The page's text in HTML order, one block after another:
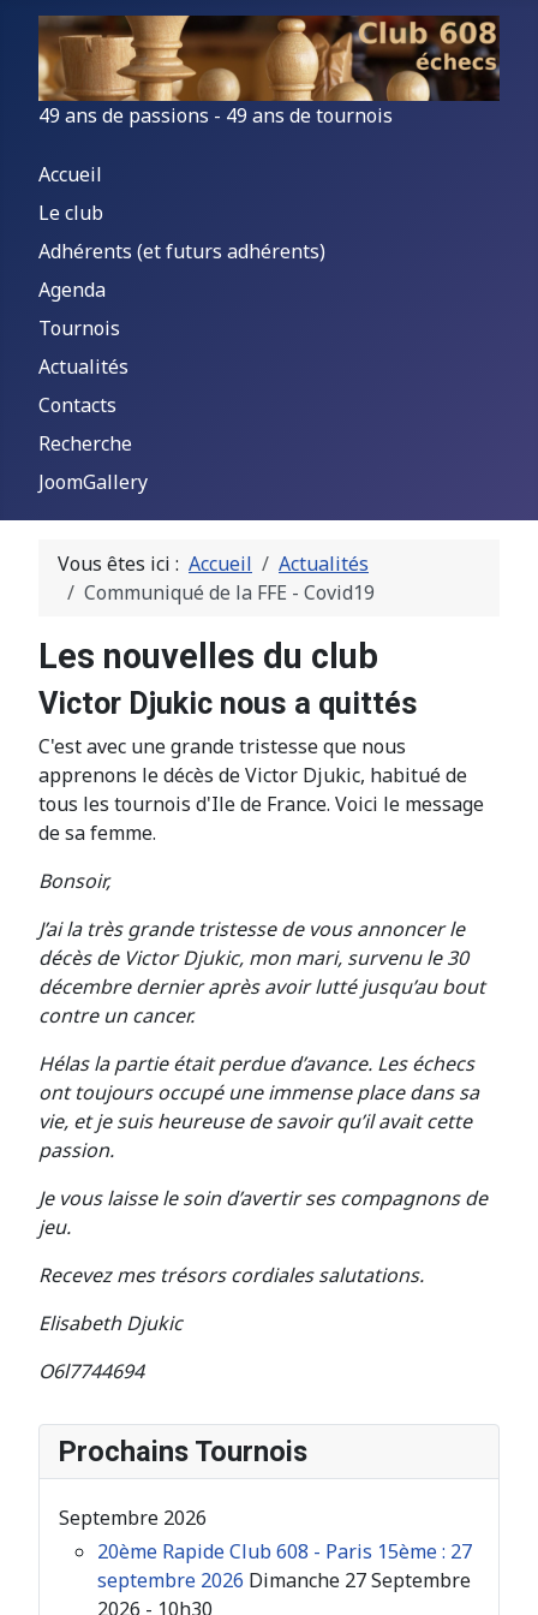
49 ans de passions - 49 ans de tournois
Accueil
Le club
Adhérents (et futurs adhérents)
Agenda
Tournois
Actualités
Contacts
Recherche
JoomGallery
Prochains Tournois
Septembre 2026
20ème Rapide Club 608 - Paris 15ème : 27
septembre 2026 Dimanche 27 Septembre
2026 - 10h30
Vous êtes ici : Accueil
Actualités
Communiqué de la FFE - Covid19
Les nouvelles du club
Victor Djukic nous a quittés
C'est avec une grande tristesse que nous
apprenons le décès de Victor Djukic, habitué de
tous les tournois d'Ile de France. Voici le message
de sa femme.
Bonsoir,
J’ai la très grande tristesse de vous annoncer le
décès de Victor Djukic, mon mari, survenu le 30
décembre dernier après avoir lutté jusqu’au bout
contre un cancer.
Hélas la partie était perdue d’avance. Les échecs
ont toujours occupé une immense place dans sa
vie, et je suis heureuse de savoir qu’il avait cette
passion.
Je vous laisse le soin d’avertir ses compagnons de
jeu.
Recevez mes trésors cordiales salutations.
Elisabeth Djukic
O6l7744694